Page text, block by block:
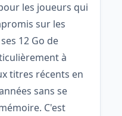
les joueurs qui
sur les
12 Go de
à
titres récents en
sans se
C'est